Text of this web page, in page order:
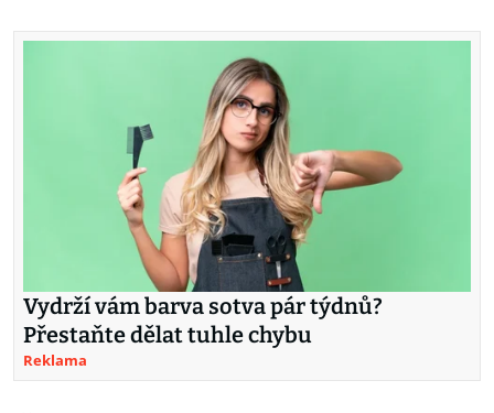
Vydrží vám barva sotva pár týdnů?
Přestaňte dělat tuhle chybu
Reklama